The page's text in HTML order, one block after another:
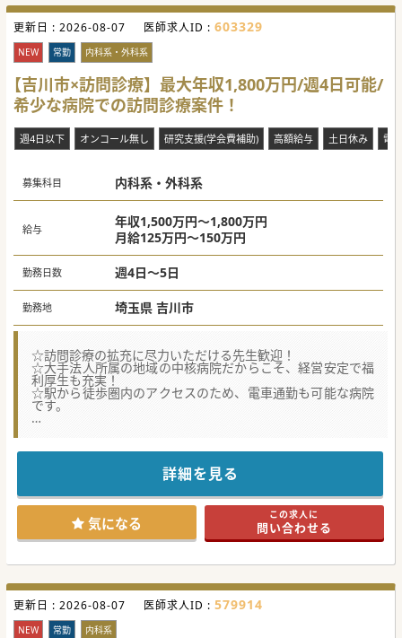
更新日 : 2026-08-07 医師求人ID : 603329
NEW 常勤 内科系・外科系
【吉川市×訪問診療】最大年収1,800万円/週4日可能/
希少な病院での訪問診療案件！
週4日以下 オンコール無し 研究支援(学会費補助) 高額給与 土日休み 電
募集科目 内科系・外科系
給与
年収1,500万円～1,800万円
月給125万円～150万円
勤務日数 週4日～5日
勤務地 埼玉県 吉川市
☆訪問診療の拡充に尽力いただける先生歓迎！
☆大手法人所属の地域の中核病院だからこそ、経営安定で福
利厚生も充実！
☆駅から徒歩圏内のアクセスのため、電車通勤も可能な病院
です。
大手法人運営のため経営状況が安定しており、福利厚生も充
週4日のご勤務など、業務内容についてもご希望の働き方に
応じて相談可能！
車通勤はもちろんの事、駅からのアクセスも良い為県内外か
らの電車通勤にも便利です。
ぜひお気軽にお問い合わせくださいませ。
詳細を見る
気になる この求人に
問い合わせる
更新日 : 2026-08-07 医師求人ID : 579914
NEW 常勤 内科系